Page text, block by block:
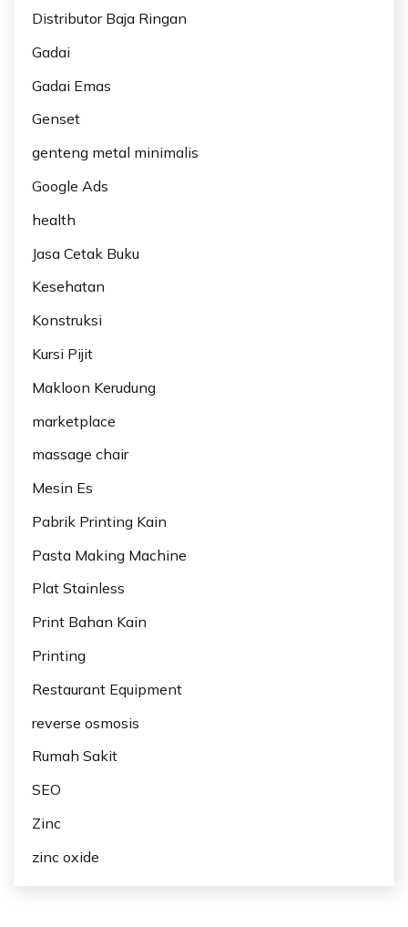
Distributor Baja Ringan
Gadai
Gadai Emas
Genset
genteng metal minimalis
Google Ads
health
Jasa Cetak Buku
Kesehatan
Konstruksi
Kursi Pijit
Makloon Kerudung
marketplace
massage chair
Mesin Es
Pabrik Printing Kain
Pasta Making Machine
Plat Stainless
Print Bahan Kain
Printing
Restaurant Equipment
reverse osmosis
Rumah Sakit
SEO
Zinc
zinc oxide